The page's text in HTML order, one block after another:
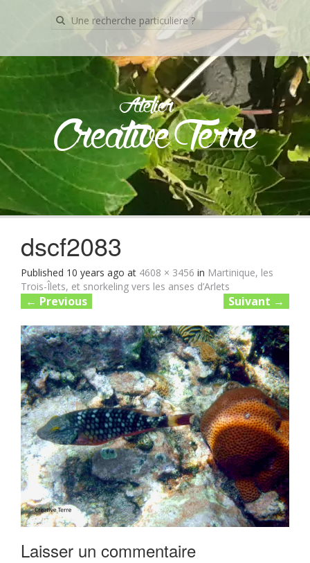
Recherche
pour:
Atelier
Creative Terre
Skip
to
dscf2083
Published 10 years ago at 4608 × 3456 in Martinique, les
Trois-Îlets, et snorkeling vers les anses d’Arlets
← Previous Suivant →
Laisser un commentaire